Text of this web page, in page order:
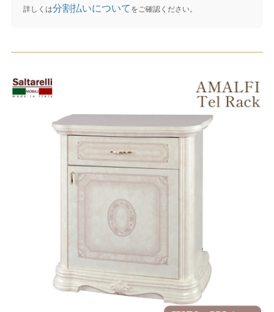
詳しくは分割払いについて をご確認ください。